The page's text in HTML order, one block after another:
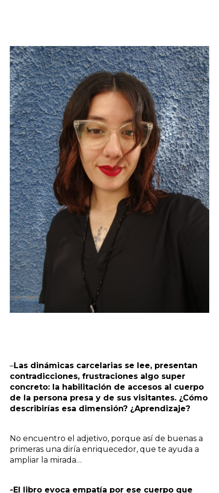
–Las dinámicas carcelarias se lee, presentan
contradicciones, frustraciones algo super
concreto: la habilitación de accesos al cuerpo
de la persona presa y de sus visitantes. ¿Cómo
describirías esa dimensión? ¿Aprendizaje?
No encuentro el adjetivo, porque así de buenas a
primeras una diría enriquecedor, que te ayuda a
ampliar la mirada…
-El libro evoca empatía por ese cuerpo que